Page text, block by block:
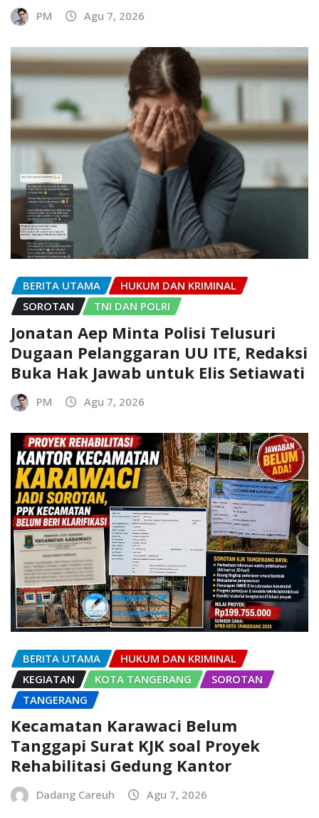
PM Agu 7, 2026
BERITA UTAMA
HUKUM DAN KRIMINAL
SOROTAN
TNI DAN POLRI
Jonatan Aep Minta Polisi Telusuri
Dugaan Pelanggaran UU ITE, Redaksi
Buka Hak Jawab untuk Elis Setiawati
PM Agu 7, 2026
BERITA UTAMA
HUKUM DAN KRIMINAL
KEGIATAN
KOTA TANGERANG
SOROTAN
TANGERANG
Kecamatan Karawaci Belum
Tanggapi Surat KJK soal Proyek
Rehabilitasi Gedung Kantor
Dadang Careuh Agu 7, 2026